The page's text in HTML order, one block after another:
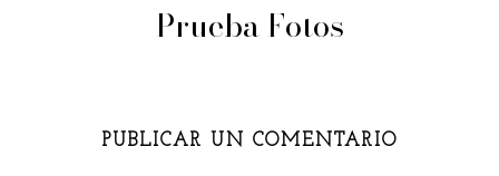
Prueba Fotos
PUBLICAR UN COMENTARIO